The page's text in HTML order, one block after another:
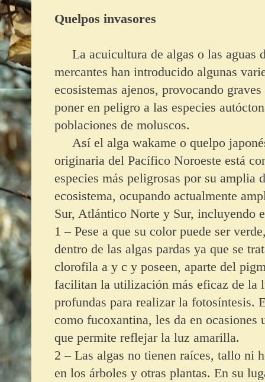
Quelpos invasores
La acuicultura de algas o las aguas
mercantes han introducido algunas
ecosistemas ajenos, provocando
poner en peligro a las especies
poblaciones de moluscos.
Así el alga wakame o quelpo
originaria del Pacífico Noroeste está
especies más peligrosas por su amplia
ecosistema, ocupando actualmente
Sur, Atlántico Norte y Sur, incluyendo
1 – Pese a que su color puede ser
dentro de las algas pardas ya que se
clorofila a y c y poseen, aparte del
facilitan la utilización más eficaz de la
profundas para realizar la fotosíntesis.
como fucoxantina, les da en ocasiones
que permite reflejar la luz amarilla.
2 – Las algas no tienen raíces, tallo ni
en los árboles y otras plantas. En su